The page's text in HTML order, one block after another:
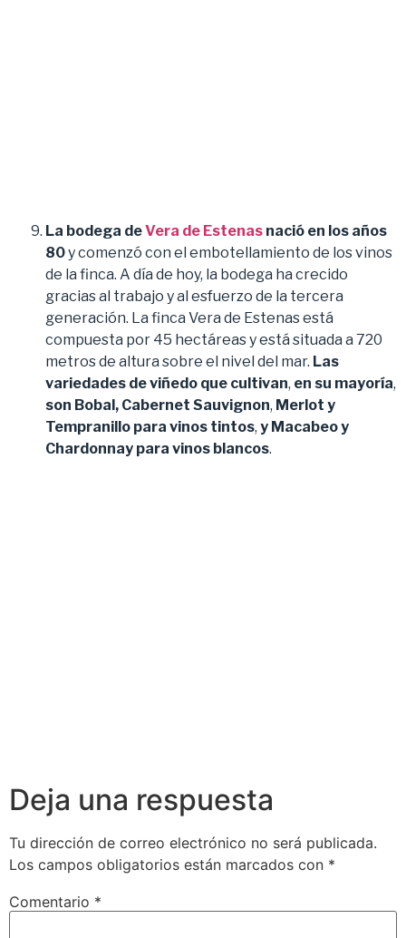
La bodega deVera de Estenas nació en los años
80y comenzó con el embotellamiento de los vinos
de la finca. A día de hoy, la bodega ha crecido
gracias al trabajo y al esfuerzo de la tercera
generación. La finca Vera de Estenas está
compuesta por 45 hectáreas y está situada a 720
metros de altura sobre el nivel del mar. Las
variedades de viñedo que cultivan, en su mayoría,
son Bobal, Cabernet Sauvignon, Merlot y
Tempranillo para vinos tintos, y Macabeo y
Chardonnay para vinos blancos.
Deja una respuesta
Tu dirección de correo electrónico no será publicada.
Los campos obligatorios están marcados con *
Comentario *